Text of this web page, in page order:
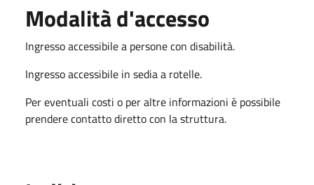
Modalità d'accesso
Ingresso accessibile a persone con disabilità.
Ingresso accessibile in sedia a rotelle.
Per eventuali costi o per altre informazioni è possibile
prendere contatto diretto con la struttura.